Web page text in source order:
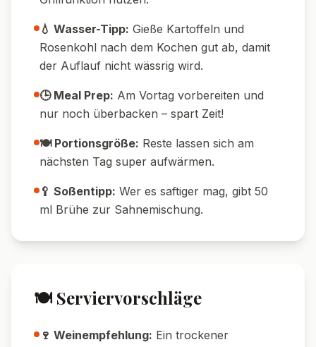
Hackfleisch durch gebratene Champignons
oder veganes Hack.
Chilischote mit zum Hackfleisch.
unter die Sahne-Milch-Mischung.
dem Hackfleisch für ein rauchiges Aroma.
Käse zu verwenden.
💡 Tipps & Tricks